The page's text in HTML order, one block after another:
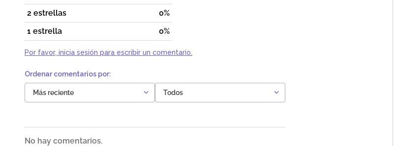
2 estrellas
0%
1 estrella
0%
Por favor, inicia sesión para escribir un comentario.
Más reciente Todos
No hay comentarios.